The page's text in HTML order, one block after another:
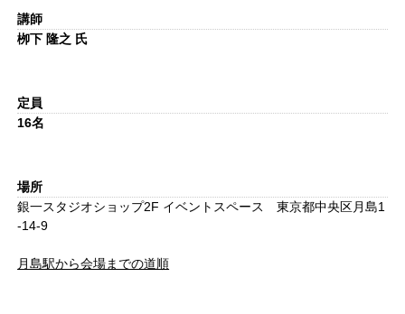
講師
栁下 隆之 氏
定員
16名
場所
銀一スタジオショップ2F イベントスペース 東京都中央区月島1
-14-9
月島駅から会場までの道順